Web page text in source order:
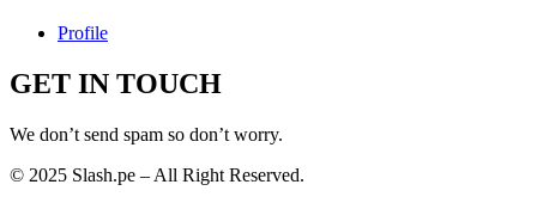
Profile
GET IN TOUCH
We don’t send spam so don’t worry.
© 2025 Slash.pe – All Right Reserved.